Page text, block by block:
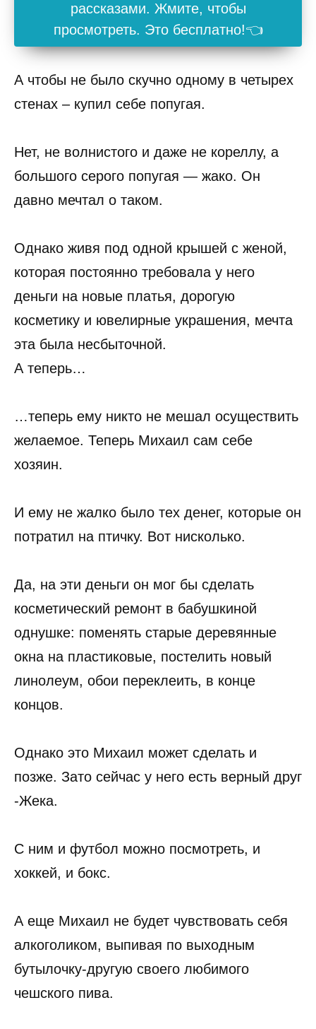
рассказами. Жмите, чтобы
просмотреть. Это бесплатно!👈
А чтобы не было скучно одному в четырех
стенах – купил себе попугая.
Нет, не волнистого и даже не кореллу, а
большого серого попугая — жако. Он
давно мечтал о таком.
Однако живя под одной крышей с женой,
которая постоянно требовала у него
деньги на новые платья, дорогую
косметику и ювелирные украшения, мечта
эта была несбыточной.
А теперь…
…теперь ему никто не мешал осуществить
желаемое. Теперь Михаил сам себе
хозяин.
И ему не жалко было тех денег, которые он
потратил на птичку. Вот нисколько.
Да, на эти деньги он мог бы сделать
косметический ремонт в бабушкиной
однушке: поменять старые деревянные
окна на пластиковые, постелить новый
линолеум, обои переклеить, в конце
концов.
Однако это Михаил может сделать и
позже. Зато сейчас у него есть верный друг
-Жека.
С ним и футбол можно посмотреть, и
хоккей, и бокс.
А еще Михаил не будет чувствовать себя
алкоголиком, выпивая по выходным
бутылочку-другую своего любимого
чешского пива.